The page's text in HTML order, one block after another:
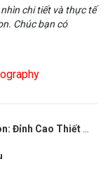
chi tiết và thực tế
Chúc bạn có
Giá Trị Sưu Tầm Cho Creator